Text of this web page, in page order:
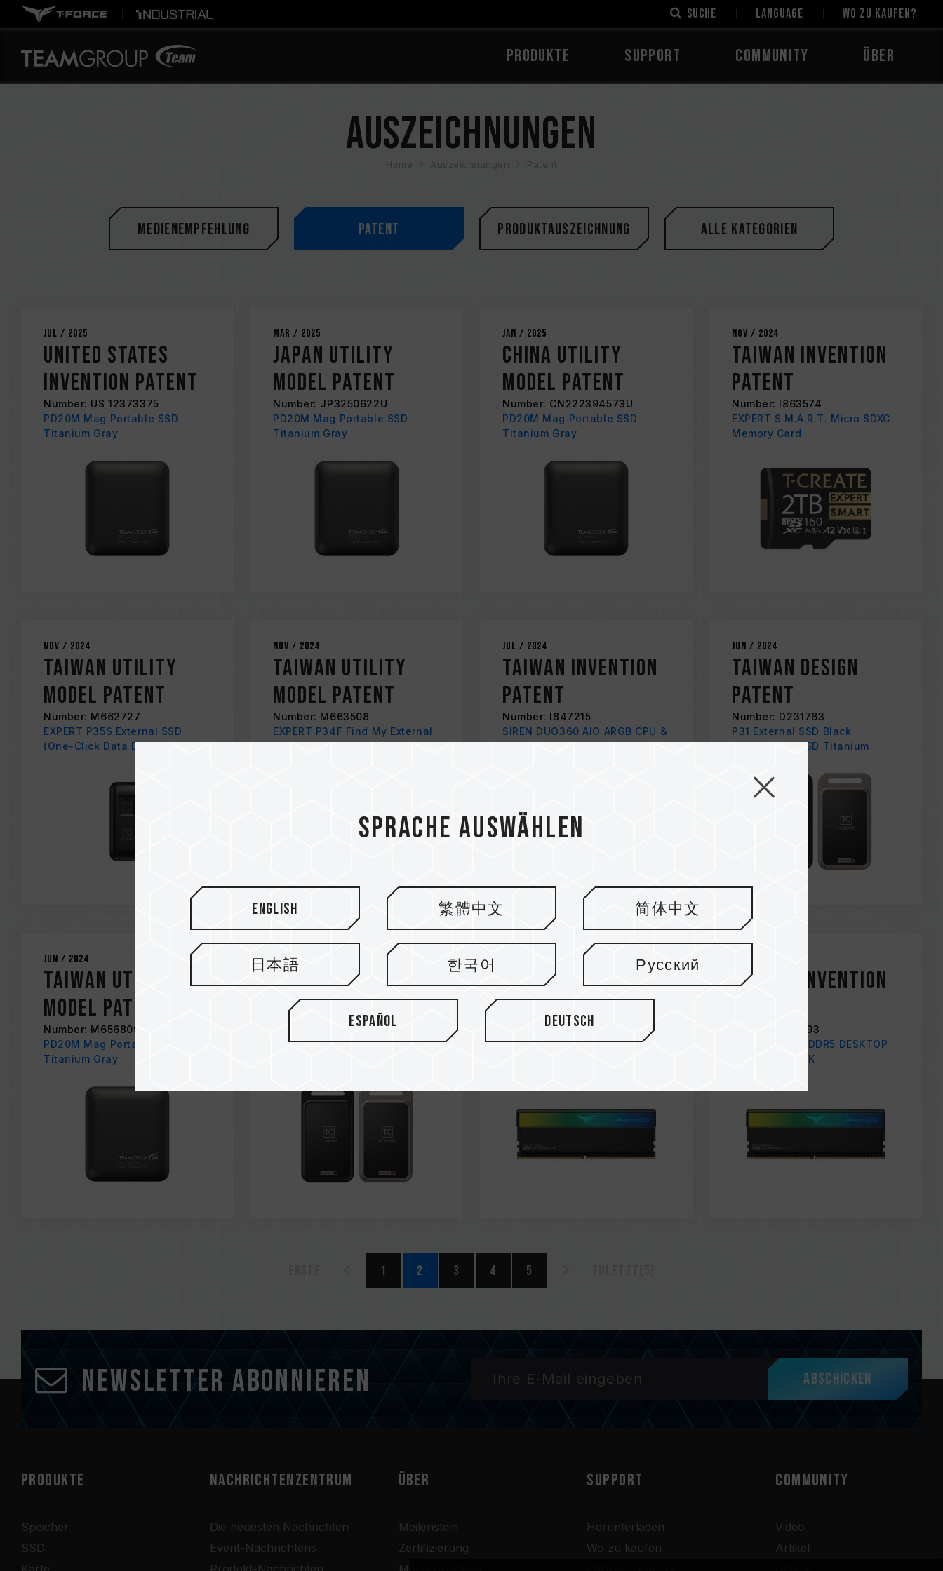
Suche LANGUAGE Wo zu kaufen?
PRODUKTE Support Community Über
Auszeichnungen
Home Auszeichnungen
Medienempfehlung Patent Produktauszeichnung Alle Kategorien
Jul / 2025
United States
Invention Patent
Number: US 12373375
PD20M Mag Portable SSD
Titanium Gray
Mar / 2025
Japan Utility
Model Patent
Number: JP3250622U
PD20M Mag Portable SSD
Titanium Gray
Jan / 2025
China Utility
Model Patent
Number: CN222394573U
PD20M Mag Portable SSD
Titanium Gray
Nov / 2024
Taiwan Invention
Patent
Number: I863574
EXPERT S.M.A.R.T. Micro SDXC
Memory Card
Nov / 2024
Taiwan Utility
Model Patent
Number: M662727
EXPERT P35S External SSD
(One-Click Data Destruction)
Nov / 2024
Taiwan Utility
Model Patent
Number: M663508
EXPERT P34F Find My External
SSD Silver Grey
Jul / 2024
Taiwan Invention
Patent
Number: I847215
SIREN DUO360 AIO ARGB CPU &
SSD Liquid Cooler
Jun / 2024
Taiwan Design
Patent
Number: D231763
P31 External SSD Black
P31 External SSD Titanium
Jun / 2024
Taiwan Utility
Model Patent
Number: M656809
PD20M Mag Portable SSD
Titanium Gray
Apr / 2024
Taiwan Utility
Model Patent
Number: M653609
P31 External SSD Black
United States
Utility Patent
Number: US11488679B1
XTREEM ARGB DDR5 DESKTOP
Taiwan Invention
Number: I751093
XTREEM ARGB DDR5 DESKTOP
MEMORY BLACK
1 2 3 4 5
Newsletter abonnieren Abschicken
PRODUKTE
Speicher
SSD
Nachrichtenzentrum
Die neuesten Nachrichten
Event-Nachrichtens
Über
Meilenstein
Zertifizierung
SUPPORT
Herunterladen
Wo zu kaufen
COMMUNITY
Video
Artikel
Sprache auswählen
English 繁體中文 简体中文
日本語 한국어 Русский
Español Deutsch